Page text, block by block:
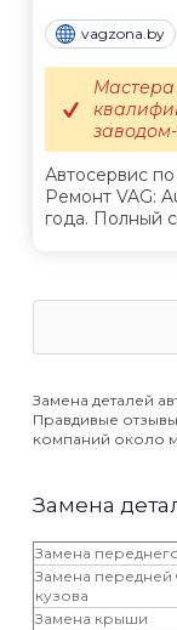
vagzona.by
Автосервис
Ремонт VAG:
года. Полный
Замена деталей
Правдивые
компаний около
Замена
Замена
Замена передней
кузова
Замена крыши